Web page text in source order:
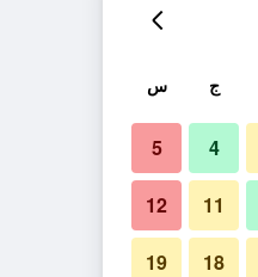
ج س
4
5
11
12
18
19